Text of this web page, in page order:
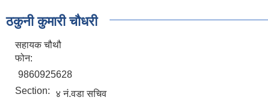
ठकुनी कुमारी चौधरी
सहायक चौथौ
फोन:
9860925628
Section:
४ नं.वडा सचिव